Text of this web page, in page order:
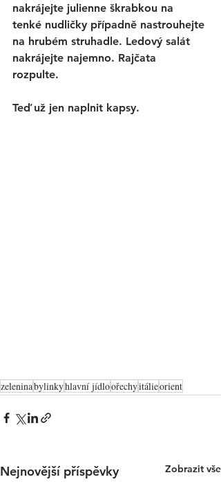
nakrájejte julienne škrabkou na
tenké nudličky případně nastrouhejte
na hrubém struhadle. Ledový salát
nakrájejte najemno. Rajčata
rozpulte.
Teď už jen naplnit kapsy.
zeleninabylinkyhlavní jídloořechyitálieorient
Nejnovější příspěvky Zobrazit vše